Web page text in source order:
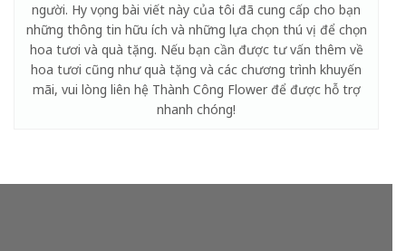
người. Hy vọng bài viết này của tôi đã cung cấp cho bạn
những thông tin hữu ích và những lựa chọn thú vị để chọn
hoa tươi và quà tặng. Nếu bạn cần được tư vấn thêm về
hoa tươi cũng như quà tặng và các chương trình khuyến
mãi, vui lòng liên hệ Thành Công Flower để được hỗ trợ
nhanh chóng!